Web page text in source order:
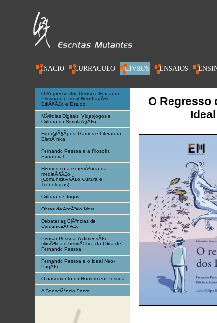
INÃ­CIO CURRÃ­CULO LIVROS ENSAIOS
O Regresso dos Deuses. Fernando
Pessoa e o Ideal Neo-PagÃ£o:
EdiÃ§Ã£o e Estudo
MÃ©dias Digitais: Videojogos e
Cultura da SimulaÃ§Ã£o
Figur@Ã§Ãµes: Games e Literatura
EletrÃ´nica
Fernando Pessoa e a Filosofia
Sanatorial
Hermes ou a experiÃªncia da
mediaÃ§Ã£o
(ComunicaÃ§Ã£o,Cultura e
Tecnologias)
Cultura de Jogos
Obras de AntÃ³nio Mora
Debater as CiÃªncias de
ComunicaÃ§Ã£o
Pensar Pessoa: A dimensÃ£o
filosÃ³fica e hermÃ©tica da Obra de
Fernando Pessoa
Fernando Pessoa e o Ideal Neo-
PagÃ£o
O nascimento do Homem em Pessoa
A ConsciÃªncia Sacra
O Regresso